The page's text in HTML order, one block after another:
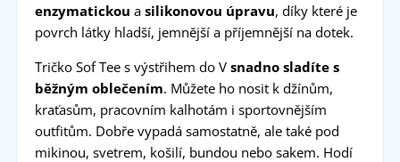
enzymatickou a silikonovou úpravu, díky které je
povrch látky hladší, jemnější a příjemnější na dotek.
Tričko Sof Tee s výstřihem do V snadno sladíte s
běžným oblečením. Můžete ho nosit k džínům,
kraťasům, pracovním kalhotám i sportovnějším
outfitům. Dobře vypadá samostatně, ale také pod
mikinou, svetrem, košilí, bundou nebo sakem. Hodí